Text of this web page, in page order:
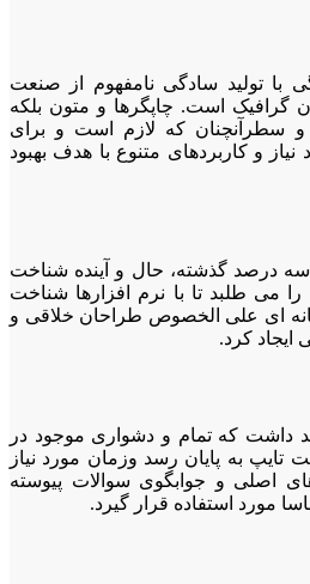
با تولید سادگی نامفهوم از صنعت
گرافیک است. چاپگرها و متون بلکه
سطرآنچنان که لازم است و برای
و کاربردهای متنوع با هدف بهبود
درصد گذشته، حال و آینده شناخت
می طلبد تا با نرم افزارها شناخت
ای علی الخصوص طراحان خلاقی و
ایجاد کرد.
داشت که تمام و دشواری موجود در
تایپ به پایان رسد وزمان مورد نیاز
اصلی و جوابگوی سوالات پیوسته
مورد استفاده قرار گیرد.